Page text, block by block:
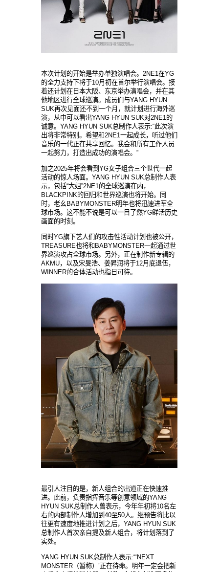
本次计划的开始是举办单独演唱会。2NE1在YG
的全力支持下将于10月初在首尔举行演唱会。接
着还计划在日本大阪、东京举办演唱会，并在其
他地区进行全球巡演。成员们与YANG HYUN
SUK再次见面还不到一个月，就计划进行海外巡
演，从中可以看出YANG HYUN SUK对2NE1的
诚意。YANG HYUN SUK总制作人表示:“此次演
出将非常特别。希望和2NE1一起成长，听过他们
音乐的一代正在共享回忆。我会和所有工作人员
一起努力，打造出成功的演唱会。”
加之2025年将会看到YG女子组合三个世代一起
活动的惊人场面。YANG HYUN SUK总制作人表
示，包括“大姐”2NE1的全球巡演在内，
BLACKPINK的回归和世界巡演也将开始。同
时，老幺BABYMONSTER明年也将迅速进军全
球市场。这不能不说是可以一目了然YG鲜活历史
画面的时刻。
同时YG旗下艺人们的攻击性活动计划也被公开，
TREASURE也将和BABYMONSTER一起通过世
界巡演攻占全球市场。另外，正在制作新专辑的
AKMU，以及宋旻浩、姜昇润将于12月底退伍，
WINNER的合体活动也指日可待。
最引人注目的是，新人组合的出道正在快速推
进。此前，负责指挥音乐等创意领域的YANG
HYUN SUK总制作人曾表示，今年年初将10名左
右的内部制作人增加到40至50人。继预告将比以
往更有速度地推进计划之后，YANG HYUN SUK
总制作人首次亲自提及新人组合，将计划落到了
实处。
YANG HYUN SUK总制作人表示:“‘NEXT
MONSTER（暂称）’正在待命。明年一定会把新